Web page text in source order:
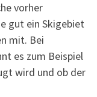
vorher
gut ein Skigebiet
mit. Bei
es zum Beispiel
wird und ob der